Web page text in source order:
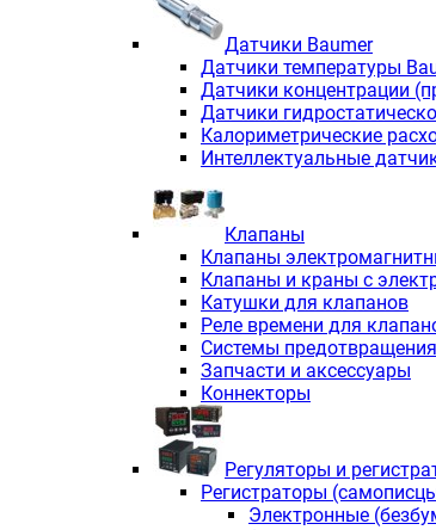
Датчики Baumer
Датчики температуры
Датчики концентрации
Датчики
Калориметрические
Интеллектуальные
Клапаны
Клапаны
Клапаны и краны с
Катушки для клапанов
Реле времени для
Системы
Запчасти и аксессуары
Коннекторы
Регуляторы и
Регистраторы
Электронные